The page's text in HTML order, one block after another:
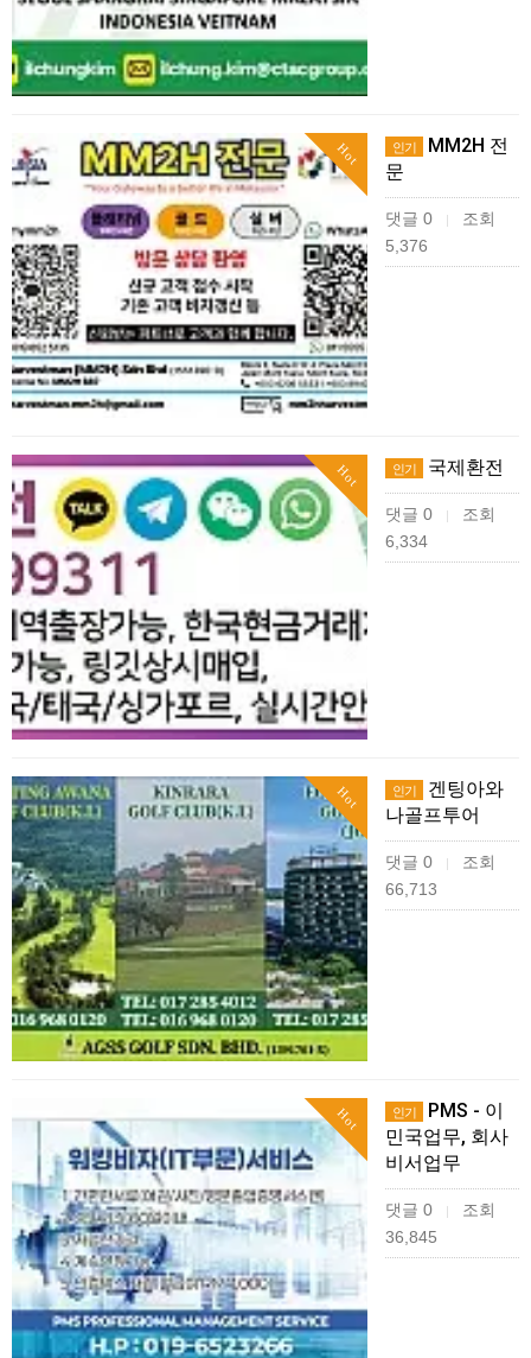
Hot 인기
MM2H 전
문
댓글 0 |
조회
5,376
Hot 인기 국제환전
댓글 0 |
조회
6,334
Hot 인기
겐팅아와
나골프투어
댓글 0 |
조회
66,713
Hot 인기
PMS - 이
민국업무, 회사
비서업무
댓글 0 |
조회
36,845